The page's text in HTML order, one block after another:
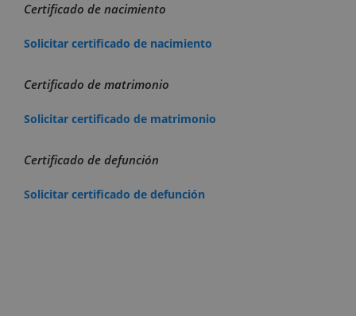
Certificado de nacimiento
Solicitar certificado de nacimiento
Certificado de matrimonio
Solicitar certificado de matrimonio
Certificado de defunción
Solicitar certificado de defunción